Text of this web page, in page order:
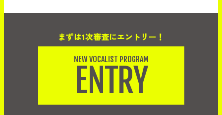
まずは1次審査にエントリー！
NEW VOCALIST PROGRAM
ENTRY